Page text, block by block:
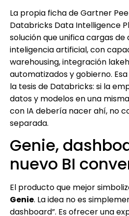
La propia ficha de Gartner
Databricks Data Intelligence
solución que unifica cargas
inteligencia artificial, con
warehousing, integración
automatizados y gobierno.
la tesis de Databricks: si la
datos y modelos en una
con IA debería nacer ahí, no
separada.
Genie,
nuevo BI
El producto que mejor
Genie. La idea no es
dashboard”. Es ofrecer una